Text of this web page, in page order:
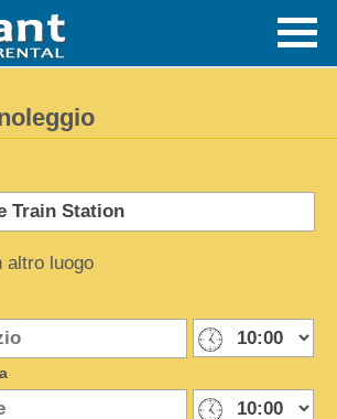
altro luogo